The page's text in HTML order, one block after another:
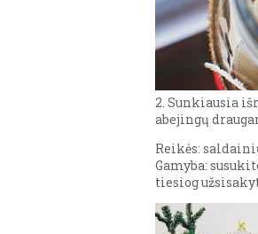
2. Sunkiausia
abejingų
Reikės:
Gamyba:
tiesiog